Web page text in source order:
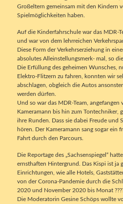
Großeltern gemeinsam mit den Kindern
Spielmöglichkeiten haben.
Auf die Kinderfahrschule war das MDR-
und war von dem lehrreichen
Diese Form der Verkehrserziehung in
absolutes Alleinstellungsmerk- mal, so die
Die Erfüllung des geheimen Wunsches,
Elektro-Flitzern zu fahren, konnten wir
abschlagen, obgleich die Autos
werden dürfen.
Und so war das MDR-Team,
Kameramann bis hin zum Tontechniker,
ihre Runden. Dass sie dabei Freude und
hören. Der Kameramann sang sogar ein
Fahrt durch den Parcours.
Die Reportage des „Sachsenspiegel“
ernsthaften Hintergrund. Das Kispi ist ja
Einrichtungen, wie alle Hotels,
von der Corona-Pandemie durch die
2020 und November 2020 bis Monat
Die Moderatorin Gesine Schöps wollte